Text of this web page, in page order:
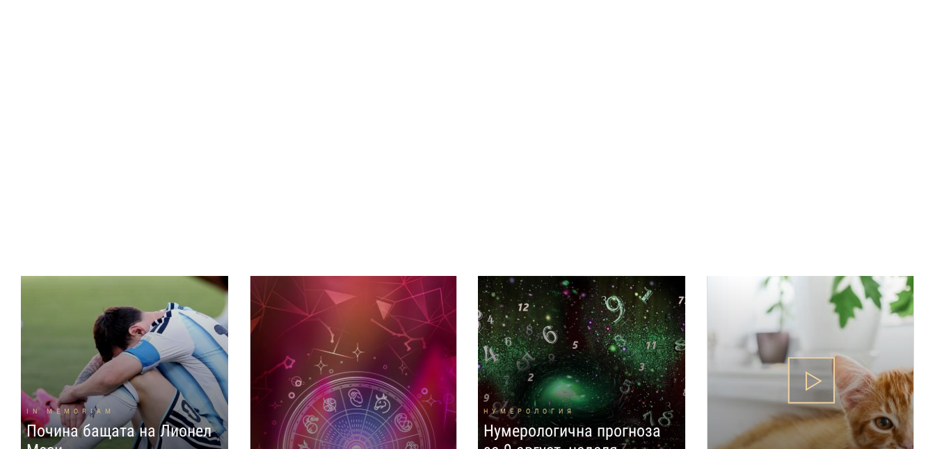
IN MEMORIAM
Почина бащата на Лионел
НУМЕРОЛОГИЯ
Нумерологична прогноза